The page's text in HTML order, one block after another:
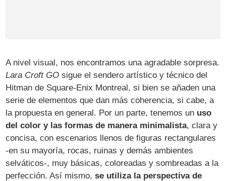
A nivel visual, nos encontramos una agradable sorpresa.
Lara Croft GO sigue el sendero artístico y técnico del
Hitman de Square-Enix Montreal, si bien se añaden una
serie de elementos que dan más coherencia, si cabe, a
la propuesta en general. Por un parte, tenemos un uso
del color y las formas de manera minimalista, clara y
concisa, con escenarios llenos de figuras rectangulares
-en su mayoría, rocas, ruinas y demás ambientes
selváticos-, muy básicas, coloreadas y sombreadas a la
perfección. Así mismo,se utiliza la perspectiva de